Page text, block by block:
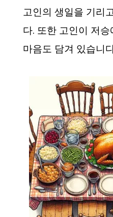
고인의 생일을 기리
다. 또한 고인이 저
마음도 담겨 있습니